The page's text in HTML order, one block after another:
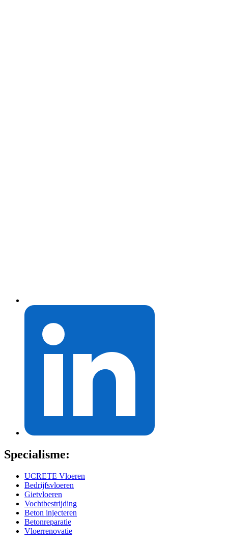
Specialisme:
UCRETE Vloeren
Bedrijfsvloeren
Gietvloeren
Vochtbestrijding
Beton injecteren
Betonreparatie
Vloerrenovatie